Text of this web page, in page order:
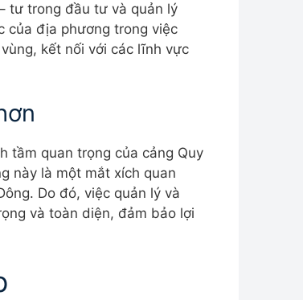
tư trong đầu tư và quản lý
của địa phương trong việc
kết nối với các lĩnh vực
tầm quan trọng của cảng Quy
này là một mắt xích quan
Do đó, việc quản lý và
và toàn diện, đảm bảo lợi